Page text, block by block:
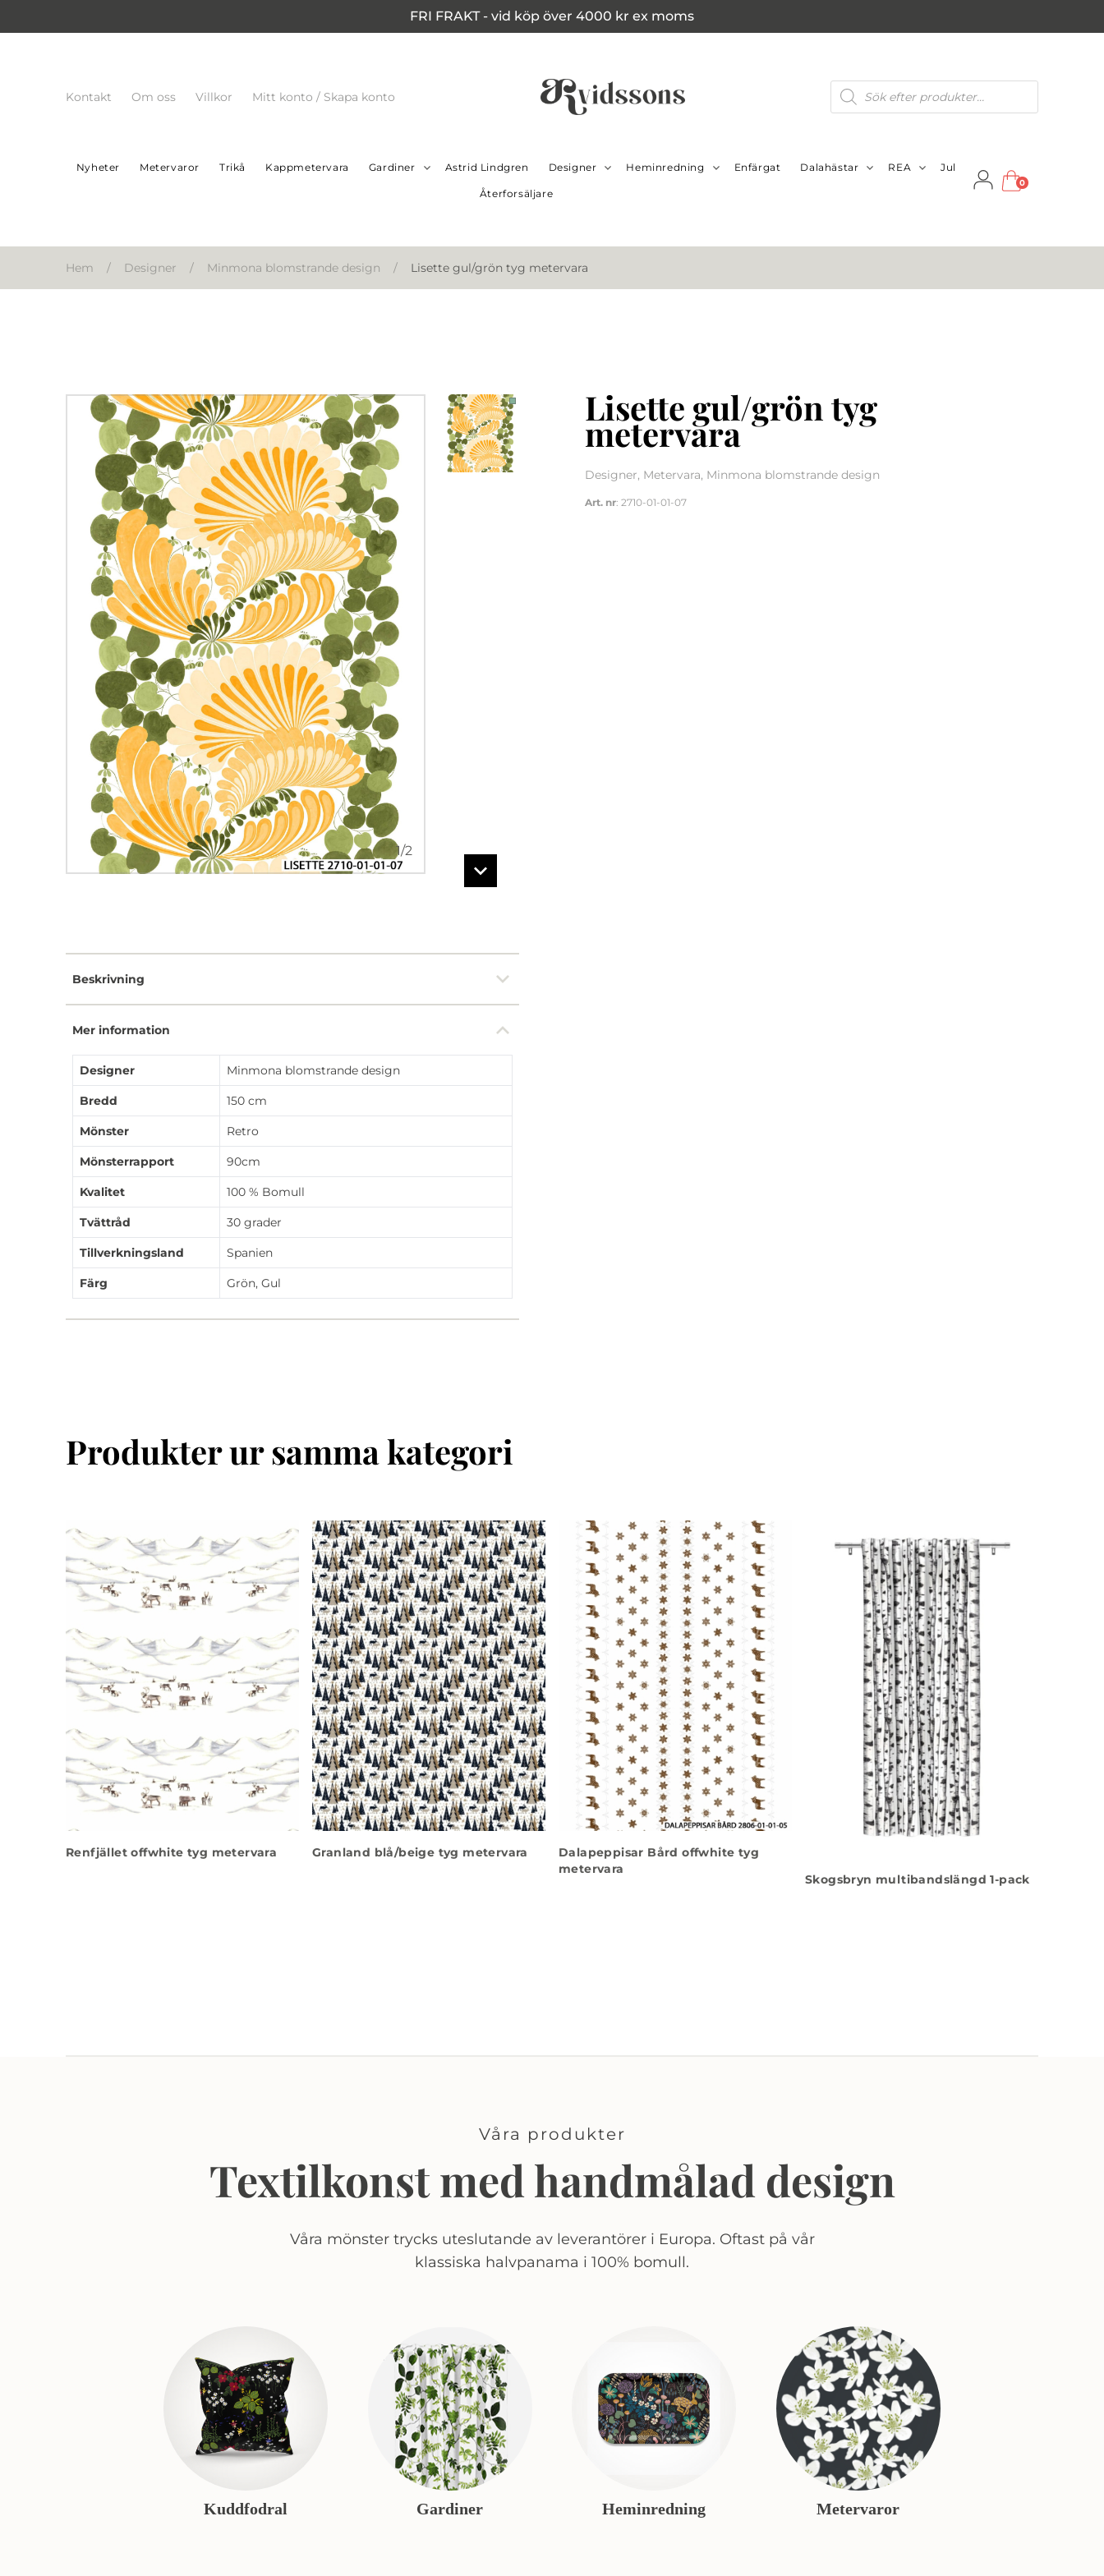
FRI FRAKT - vid köp över 4000 kr ex moms
Kontakt Om oss Villkor Mitt konto / Skapa konto
Produktsökning
Nyheter Metervaror Trikå Kappmetervara Gardiner Astrid Lindgren Designer Heminredning Enfärgat Dalahästar REA Jul
Återforsäljare
0
Hem / Designer / Minmona blomstrande design / Lisette gul/grön tyg metervara
1/2
Lisette gul/grön tyg
metervara
Designer, Metervara, Minmona blomstrande design
Art. nr: 2710-01-01-07
Beskrivning
Mer information
Designer Minmona blomstrande design
Bredd 150 cm
Mönster Retro
Mönsterrapport 90cm
Kvalitet 100 % Bomull
Tvättråd 30 grader
Tillverkningsland Spanien
Färg Grön, Gul
Produkter ur samma kategori
Renfjället offwhite tyg metervara Granland blå/beige tyg metervara
Dalapeppisar Bård offwhite tyg
metervara
Skogsbryn multibandslängd 1-pack
Våra produkter
Textilkonst med handmålad design
Våra mönster trycks uteslutande av leverantörer i Europa. Oftast på vår
klassiska halvpanama i 100% bomull.
Kuddfodral Gardiner Heminredning Metervaror